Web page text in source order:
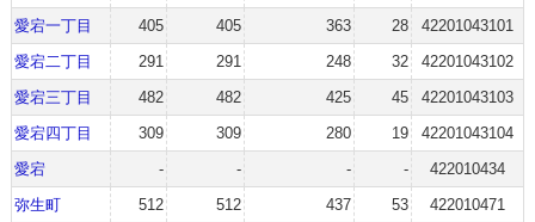
愛宕一丁目
405 405 363 28
42201043101
愛宕二丁目
291 291 248 32
42201043102
愛宕三丁目
482 482 425 45
42201043103
愛宕四丁目
309 309 280 19
42201043104
愛宕
- - - -
422010434
弥生町
512 512 437 53
422010471